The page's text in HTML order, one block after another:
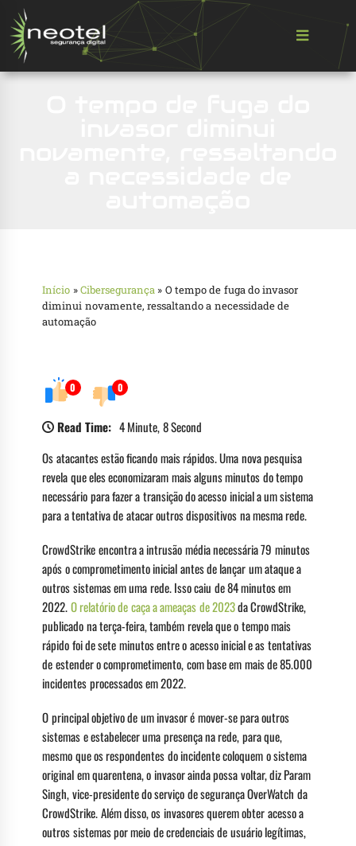
Início »Cibersegurança » O tempo de fuga do invasor
diminui novamente, ressaltando a necessidade de
automação
0 0
Read Time: 4 Minute, 8 Second
Os atacantes estão ficando mais rápidos. Uma nova pesquisa
revela que eles economizaram mais alguns minutos do tempo
necessário para fazer a transição do acesso inicial a um sistema
para a tentativa de atacar outros dispositivos na mesma rede.
CrowdStrike encontra a intrusão média necessária 79 minutos
após o comprometimento inicial antes de lançar um ataque a
outros sistemas em uma rede. Isso caiu de 84 minutos em
2022.O relatório de caça a ameaças de 2023da CrowdStrike,
publicado na terça-feira, também revela que o tempo mais
rápido foi de sete minutos entre o acesso inicial e as tentativas
de estender o comprometimento, com base em mais de 85.000
incidentes processados ​​em 2022.
O principal objetivo de um invasor é mover-se para outros
sistemas e estabelecer uma presença na rede, para que,
mesmo que os respondentes do incidente coloquem o sistema
original em quarentena, o invasor ainda possa voltar, diz Param
Singh, vice-presidente do serviço de segurança OverWatch da
CrowdStrike. Além disso, os invasores querem obter acesso a
outros sistemas por meio de credenciais de usuário legítimas,